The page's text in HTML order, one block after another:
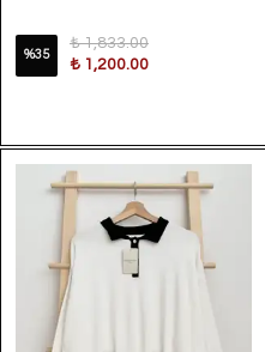
%35
₺ 1,833.00
₺ 1,200.00